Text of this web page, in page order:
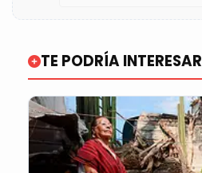
TE PODRÍA INTERESAR